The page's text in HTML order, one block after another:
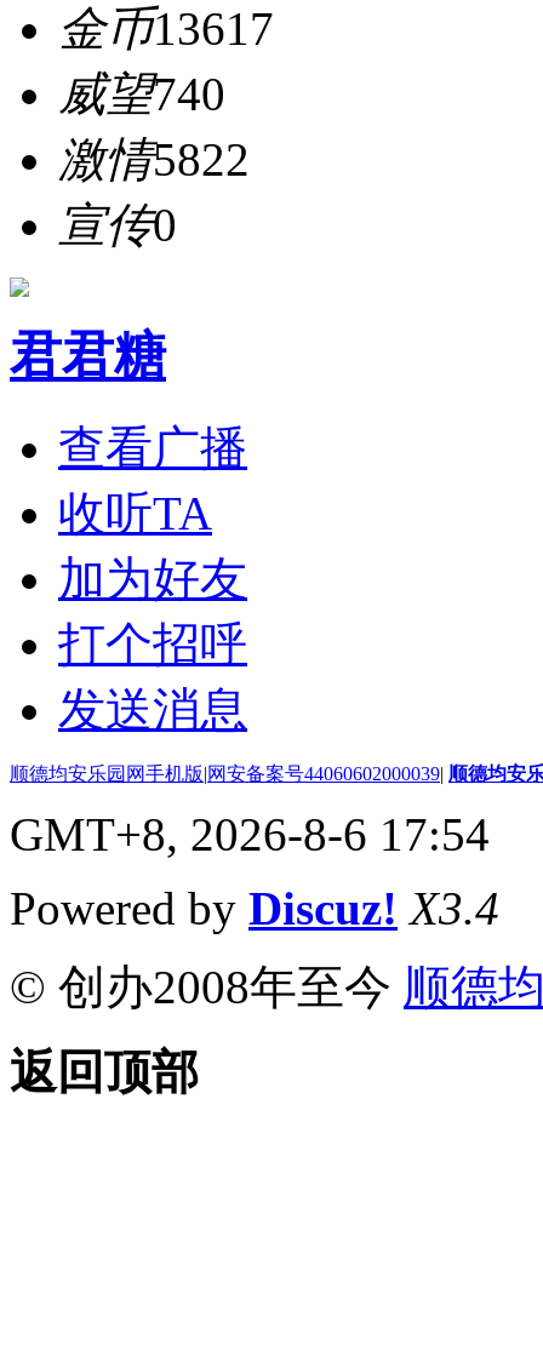
金币13617
威望740
激情5822
宣传0
君君糖
查看广播
收听TA
加为好友
打个招呼
发送消息
顺德均安乐园网手机版|网安备案号44060602000039| 顺德均安
GMT+8, 2026-8-6 17:54
Powered by Discuz! X3.4
© 创办2008年至今 顺德
返回顶部